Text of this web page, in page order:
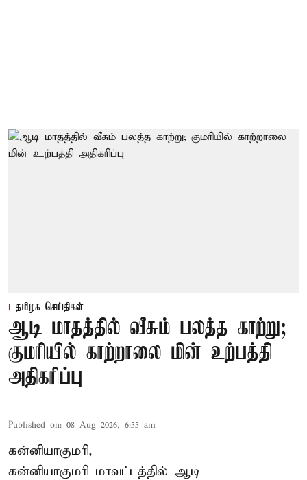
தமிழக செய்திகள்
ஆடி மாதத்தில் வீசும் பலத்த காற்று;
குமரியில் காற்றாலை மின் உற்பத்தி
அதிகரிப்பு
Published on: 08 Aug 2026, 6:55 am
கன்னியாகுமரி,
கன்னியாகுமரி மாவட்டத்தில் ஆடி